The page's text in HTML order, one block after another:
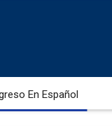
En Español